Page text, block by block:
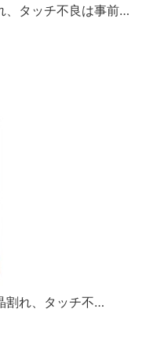
、タッチ不良は事前…
割れ、タッチ不…